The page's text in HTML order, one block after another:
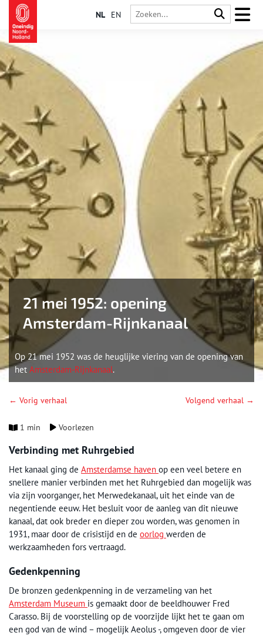
NL EN
21 mei 1952: opening
Amsterdam-Rijnkanaal
Op 21 mei 1952 was de heuglijke viering van de opening van
het Amsterdam-Rijnkanaal.
← Vorig verhaal Volgend verhaal →
1 min Voorlezen
Verbinding met Ruhrgebied
Het kanaal ging de Amsterdamse haven op een veel betere en
snellere manier verbinden met het Ruhrgebied dan mogelijk was
via zijn voorganger, het Merwedekanaal, uit het einde van de
negentiende eeuw. Het besluit voor de aanleg van dit nieuwe
kanaal, dat ook breder en dieper zou worden, was genomen in
1931, maar door de crisistijd en de oorlog werden de
werkzaamheden fors vertraagd.
Gedenkpenning
De bronzen gedenkpenning in de verzameling van het
Amsterdam Museum is gemaakt door de beeldhouwer Fred
Carasso. Bij de voorstelling op de voorzijde lijkt het te gaan om
een god van de wind – mogelijk Aeolus -, omgeven door de vier